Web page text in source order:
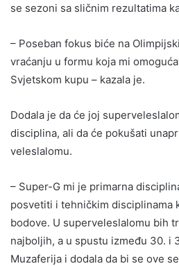
se sezoni sa sličnim rezultatima
– Poseban fokus biće na
vraćanju u formu koja mi
Svjetskom kupu – kazala je.
Dodala je da će joj
disciplina, ali da će pokušati
veleslalomu.
– Super-G mi je primarna
posvetiti i tehničkim disciplinama
bodove. U superveleslalomu bih
najboljih, a u spustu između 30. i
Muzaferija i dodala da bi se ove